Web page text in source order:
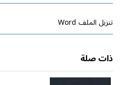
تنزیل الملف Word
ذات صلة